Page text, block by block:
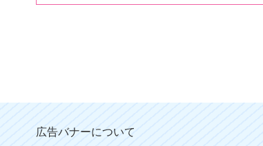
広告バナーについて